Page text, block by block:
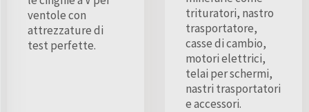
ventole con
attrezzature di
test perfette.
trituratori, nastro
trasportatore,
casse di cambio,
motori elettrici,
telai per schermi,
nastri trasportatori
e accessori.